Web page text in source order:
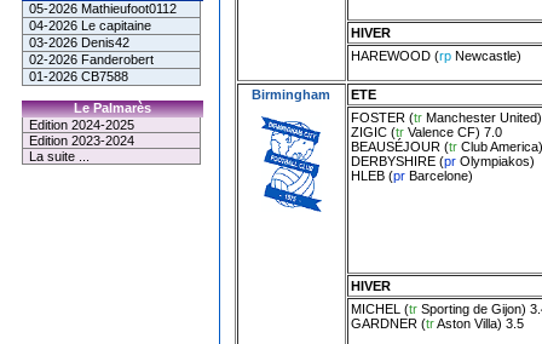
05-2026 Mathieufoot0112
04-2026 Le capitaine
03-2026 Denis42
02-2026 Fanderobert
01-2026 CB7588
Le Palmarès
Edition 2024-2025
Edition 2023-2024
La suite ...
HIVER
HAREWOOD(rp Newcastle)
Birmingham
ETE
FOSTER(tr Manchester United
ZIGIC(tr Valence CF) 7.0
BEAUSÉJOUR(tr Club America
DERBYSHIRE(pr Olympiakos)
HLEB(pr Barcelone)
HIVER
MICHEL (tr Sporting de Gijon)
GARDNER(trAston Villa) 3.5